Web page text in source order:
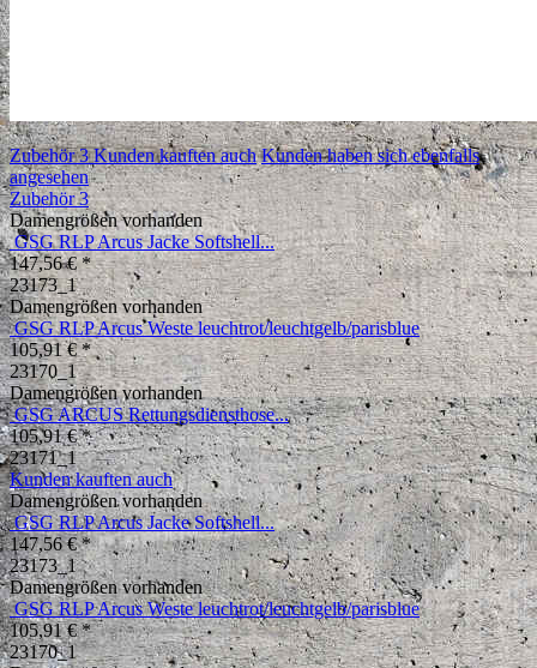
Zubehör3 Kunden kauften auch Kunden haben sich ebenfalls
angesehen
Zubehör3
Damengrößen vorhanden
GSG RLP Arcus Jacke Softshell...
147,56 € *
23173_1
Damengrößen vorhanden
GSG RLP Arcus Weste leuchtrot/leuchtgelb/parisblue
105,91 € *
23170_1
Damengrößen vorhanden
GSG ARCUS Rettungsdiensthose...
105,91 € *
23171_1
Kunden kauften auch
Damengrößen vorhanden
GSG RLP Arcus Jacke Softshell...
147,56 € *
23173_1
Damengrößen vorhanden
GSG RLP Arcus Weste leuchtrot/leuchtgelb/parisblue
105,91 € *
23170_1